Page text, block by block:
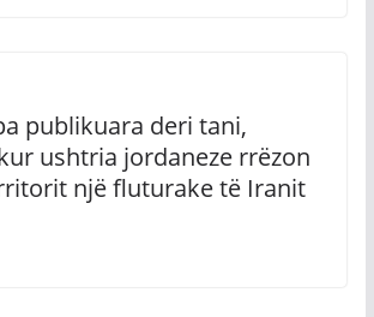
publikuara deri tani,
ushtria jordaneze rrëzon
një fluturake të Iranit